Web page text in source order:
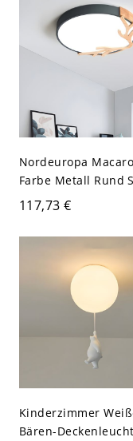
Nordeuropa
Farbe Metall Rund
Deckenlampe Geweih
Dekor LED 1-Licht
Deckenleuchte -
110V-120V 30,48 cm
117,73 €
Kinderzimmer
Bären-